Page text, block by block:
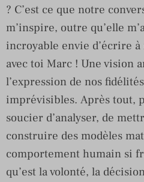
? C’est ce que notre
m’inspire, outre qu’elle
incroyable envie d’écrire
avec toi Marc ! Une vision
l’expression de nos
imprévisibles. Après tout,
soucier d’analyser, de
construire des modèles
comportement humain si
qu’est la volonté, la